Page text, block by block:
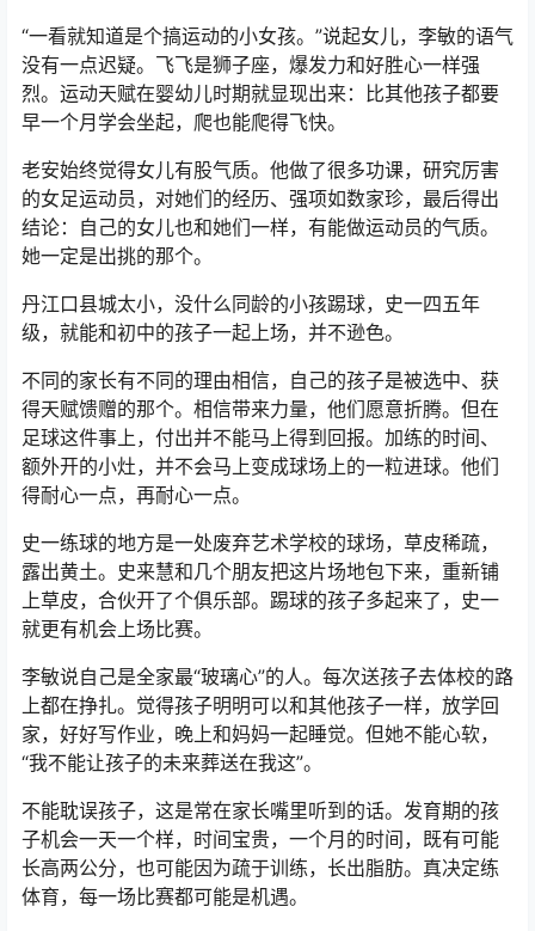
“一看就知道是个搞运动的小女孩。”说起女儿，李敏的语气
没有一点迟疑。飞飞是狮子座，爆发力和好胜心一样强
烈。运动天赋在婴幼儿时期就显现出来：比其他孩子都要
早一个月学会坐起，爬也能爬得飞快。
老安始终觉得女儿有股气质。他做了很多功课，研究厉害
的女足运动员，对她们的经历、强项如数家珍，最后得出
结论：自己的女儿也和她们一样，有能做运动员的气质。
她一定是出挑的那个。
丹江口县城太小，没什么同龄的小孩踢球，史一四五年
级，就能和初中的孩子一起上场，并不逊色。
不同的家长有不同的理由相信，自己的孩子是被选中、获
得天赋馈赠的那个。相信带来力量，他们愿意折腾。但在
足球这件事上，付出并不能马上得到回报。加练的时间、
额外开的小灶，并不会马上变成球场上的一粒进球。他们
得耐心一点，再耐心一点。
史一练球的地方是一处废弃艺术学校的球场，草皮稀疏，
露出黄土。史来慧和几个朋友把这片场地包下来，重新铺
上草皮，合伙开了个俱乐部。踢球的孩子多起来了，史一
就更有机会上场比赛。
李敏说自己是全家最“玻璃心”的人。每次送孩子去体校的路
上都在挣扎。觉得孩子明明可以和其他孩子一样，放学回
家，好好写作业，晚上和妈妈一起睡觉。但她不能心软，
“我不能让孩子的未来葬送在我这”。
不能耽误孩子，这是常在家长嘴里听到的话。发育期的孩
子机会一天一个样，时间宝贵，一个月的时间，既有可能
长高两公分，也可能因为疏于训练，长出脂肪。真决定练
体育，每一场比赛都可能是机遇。